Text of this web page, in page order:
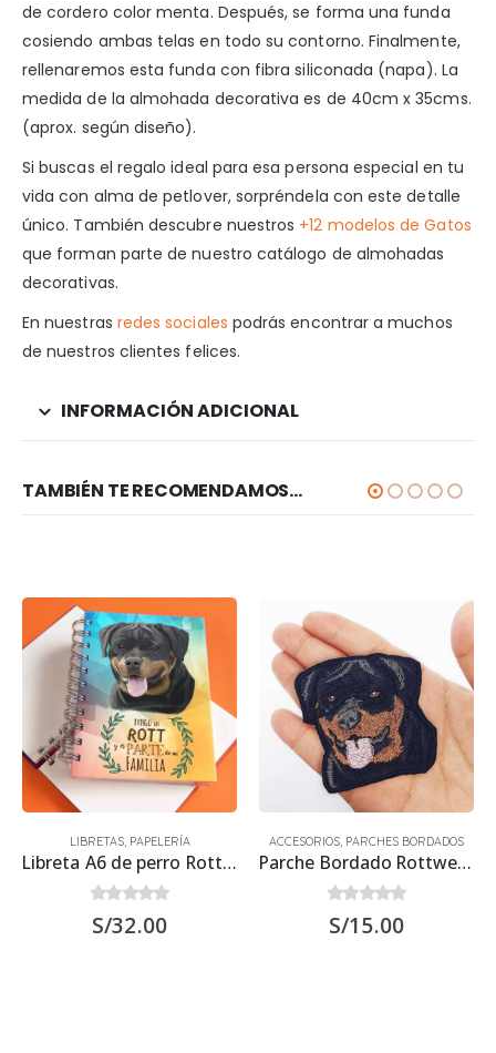
de cordero color menta. Después, se forma una funda
cosiendo ambas telas en todo su contorno. Finalmente,
rellenaremos esta funda con fibra siliconada (napa). La
medida de la almohada decorativa es de 40cm x 35cms.
(aprox. según diseño).
Si buscas el regalo ideal para esa persona especial en tu
vida con alma de petlover, sorpréndela con este detalle
único. También descubre nuestros +12 modelos de Gatos
que forman parte de nuestro catálogo de almohadas
decorativas.
En nuestras redes sociales podrás encontrar a muchos
de nuestros clientes felices.
INFORMACIÓN ADICIONAL
TAMBIÉN TE RECOMENDAMOS…
LIBRETAS, PAPELERÍA
Libreta A6 de perro Rottweiler 15.50 x 11.50 cm
0out of 5
S/32.00
ACCESORIOS, PARCHES BORDADOS
Parche Bordado Rottweiler
0out of 5
S/15.00